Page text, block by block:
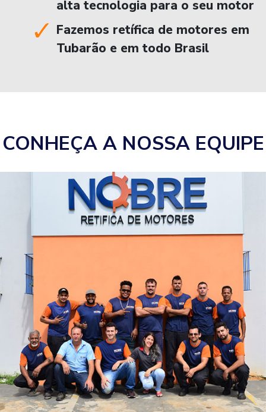
alta tecnologia para o seu motor
Fazemos retífica de motores em
Tubarão e em todo Brasil
CONHEÇA A NOSSA EQUIPE